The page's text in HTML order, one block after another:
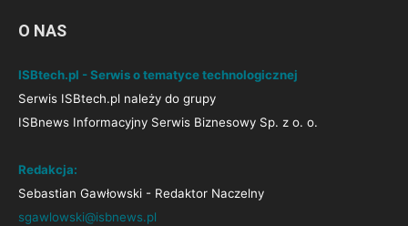
O NAS
ISBtech.pl - Serwis o tematyce technologicznej
Serwis ISBtech.pl należy do grupy
ISBnews Informacyjny Serwis Biznesowy Sp. z o. o.
Redakcja:
Sebastian Gawłowski - Redaktor Naczelny
sgawlowski@isbnews.pl